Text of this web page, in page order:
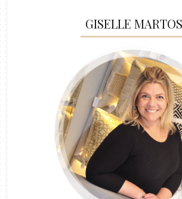
GISELLE MARTOS